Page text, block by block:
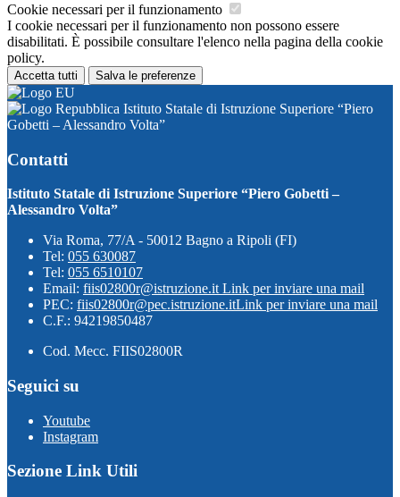
Cookie necessari per il funzionamento
I cookie necessari per il funzionamento non possono essere
disabilitati. È possibile consultare l'elenco nella pagina della cookie
policy.
Accetta tutti Salva le preferenze
Istituto Statale di Istruzione Superiore “Piero
Gobetti – Alessandro Volta”
Contatti
Istituto Statale di Istruzione Superiore “Piero Gobetti –
Alessandro Volta”
Via Roma, 77/A - 50012 Bagno a Ripoli (FI)
Tel: 055 630087
Tel: 055 6510107
Email: fiis02800r@istruzione.it Link per inviare una mail
PEC: fiis02800r@pec.istruzione.itLink per inviare una mail
C.F.: 94219850487
Cod. Mecc. FIIS02800R
Seguici su
Youtube
Instagram
Sezione Link Utili